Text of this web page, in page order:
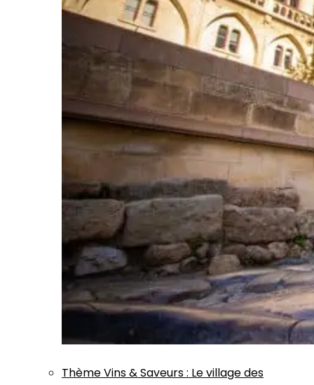
ThèmeVins & Saveurs: Le village des